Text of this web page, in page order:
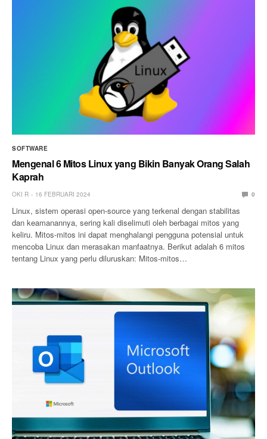
SOFTWARE
Mengenal 6 Mitos Linux yang Bikin Banyak Orang Salah
Kaprah
OKI R 16 FEBRUARI 2024 0
Linux, sistem operasi open-source yang terkenal dengan stabilitas
dan keamanannya, sering kali diselimuti oleh berbagai mitos yang
keliru. Mitos-mitos ini dapat menghalangi pengguna potensial untuk
mencoba Linux dan merasakan manfaatnya. Berikut adalah 6 mitos
tentang Linux yang perlu diluruskan: Mitos-mitos…